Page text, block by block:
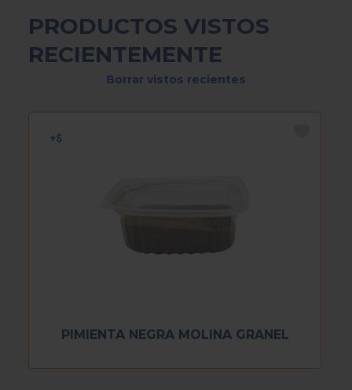
PRODUCTOS VISTOS
RECIENTEMENTE
Borrar vistos recientes
PIMIENTA NEGRA MOLINA GRANEL